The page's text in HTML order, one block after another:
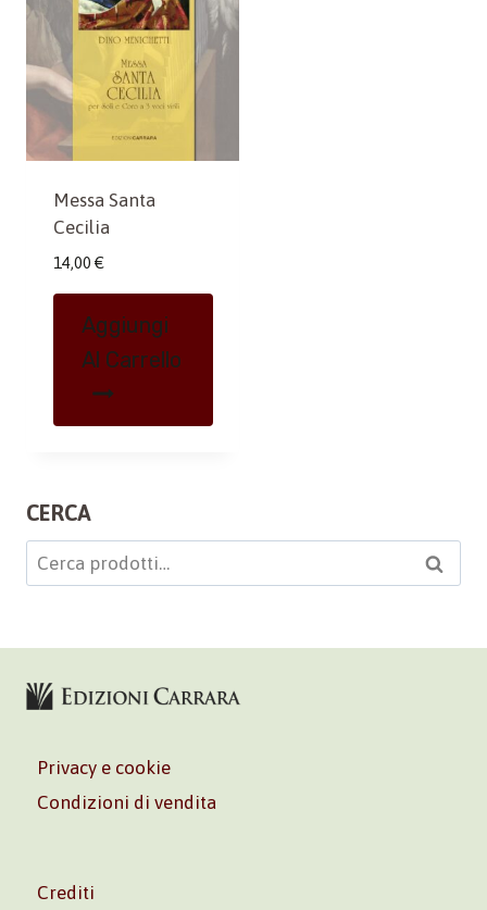
Messa Santa
Cecilia
14,00 €
Aggiungi
Al Carrello
CERCA
Cerca: Cerca
Privacy e cookie
Condizioni di vendita
Crediti